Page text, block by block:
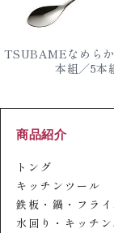
TSUBAMEなめら
本組／5本
商品紹介
トング
キッチンツール
鉄板・鍋・フラ
水回り・キッチ